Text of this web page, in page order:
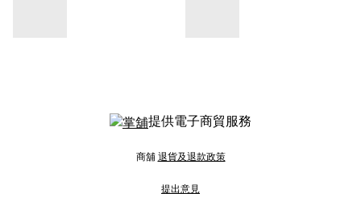
提供電子商貿服務
商舖 退貨及退款政策
提出意見